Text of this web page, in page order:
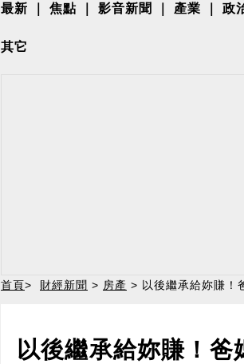
最新 焦點 影音新聞 產業 政
其它
首頁> 財經新聞 > 房產 > 以後繼承給妳賺！
以後繼承給妳賺！爸